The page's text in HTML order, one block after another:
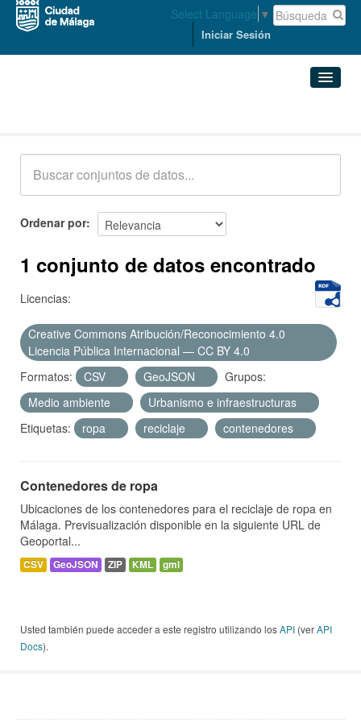
Select Language ▼
Iniciar Sesión
Acerca de
Ordenar por
1 conjunto de datos encontrado
Licencias:
Creative Commons Atribución/Reconocimiento 4.0
Licencia Pública Internacional — CC BY 4.0
Formatos:
CSV GeoJSON
Grupos:
Medio ambiente
Urbanismo e infraestructuras
Etiquetas:
ropa reciclaje contenedores
Contenedores de ropa
Ubicaciones de los contenedores para el reciclaje de ropa en
Málaga. Previsualización disponible en la siguiente URL de
Geoportal...
CSV GeoJSON ZIP KML gml
Usted también puede acceder a este registro utilizando losAPI (verAPI
Docs).